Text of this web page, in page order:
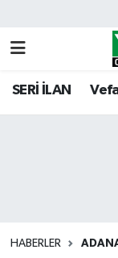
SERİ İLAN
HABERLER